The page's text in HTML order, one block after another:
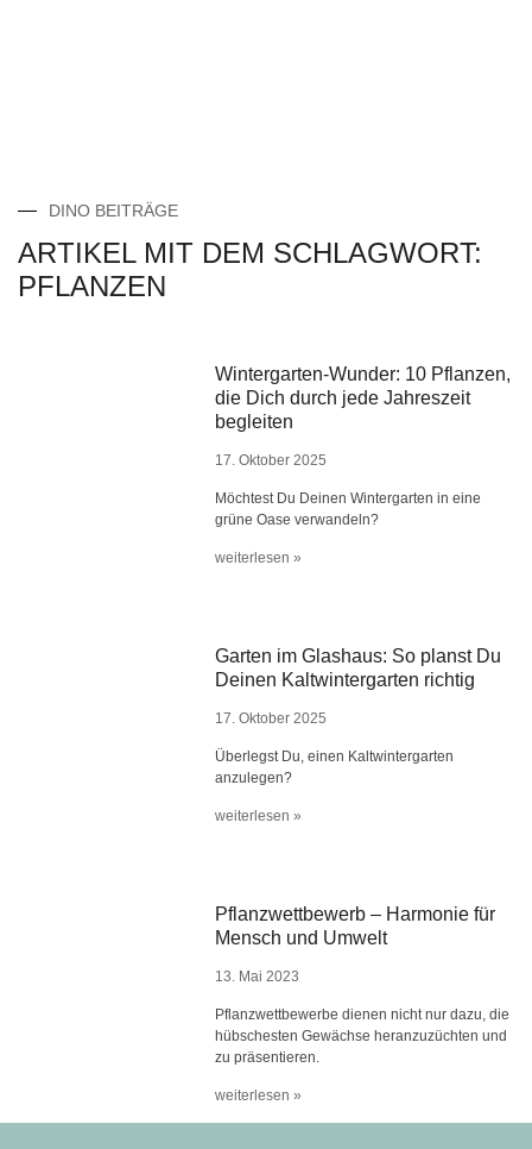
DINO BEITRÄGE
ARTIKEL MIT DEM SCHLAGWORT:
PFLANZEN
Wintergarten-Wunder: 10 Pflanzen,
die Dich durch jede Jahreszeit
begleiten
17. Oktober 2025
Möchtest Du Deinen Wintergarten in eine
grüne Oase verwandeln?
weiterlesen »
Garten im Glashaus: So planst Du
Deinen Kaltwintergarten richtig
17. Oktober 2025
Überlegst Du, einen Kaltwintergarten
anzulegen?
weiterlesen »
Pflanzwettbewerb – Harmonie für
Mensch und Umwelt
13. Mai 2023
Pflanzwettbewerbe dienen nicht nur dazu, die
hübschesten Gewächse heranzuzüchten und
zu präsentieren.
weiterlesen »